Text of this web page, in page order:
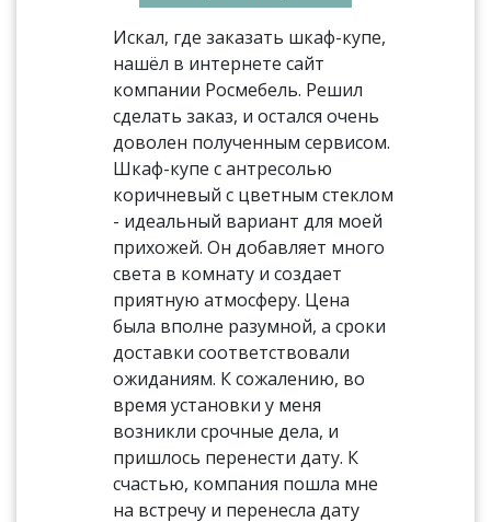
Искал, где заказать шкаф-купе,
нашёл в интернете сайт
компании Росмебель. Решил
сделать заказ, и остался очень
доволен полученным сервисом.
Шкаф-купе с антресолью
коричневый с цветным стеклом
- идеальный вариант для моей
прихожей. Он добавляет много
света в комнату и создает
приятную атмосферу. Цена
была вполне разумной, а сроки
доставки соответствовали
ожиданиям. К сожалению, во
время установки у меня
возникли срочные дела, и
пришлось перенести дату. К
счастью, компания пошла мне
на встречу и перенесла дату